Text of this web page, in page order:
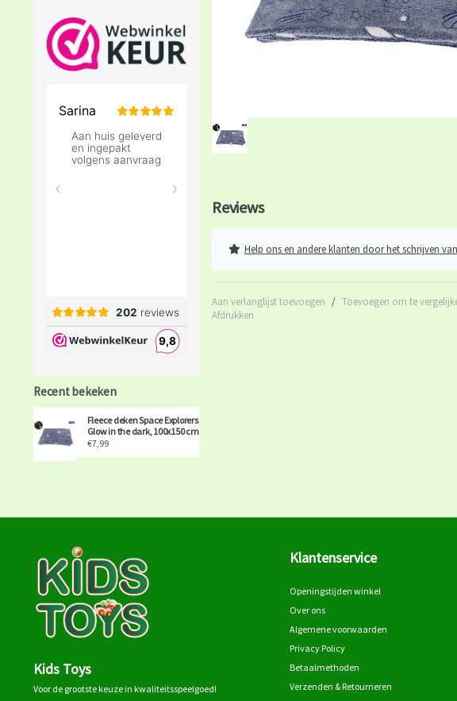
Recent bekeken
Fleece deken Space Explorers
Glow in the dark, 100x150 cm
€7,99
Reviews
Help ons en andere klanten door het schrijven
Aan verlanglijst toevoegen / Toevoegen om te
Afdrukken
Kids Toys
Voor de grootste keuze in kwaliteitsspeelgoed!
Klantenservice
Openingstijden winkel
Over ons
Algemene voorwaarden
Privacy Policy
Betaalmethoden
Verzenden & Retourneren